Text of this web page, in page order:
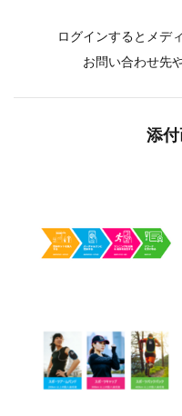
ログインするとメデ
お問い合わせ先
添